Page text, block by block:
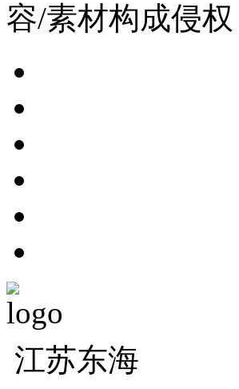
容/素材构成侵
江苏东海